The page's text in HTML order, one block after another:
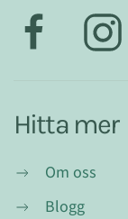
Hitta mer
Om oss
Blogg